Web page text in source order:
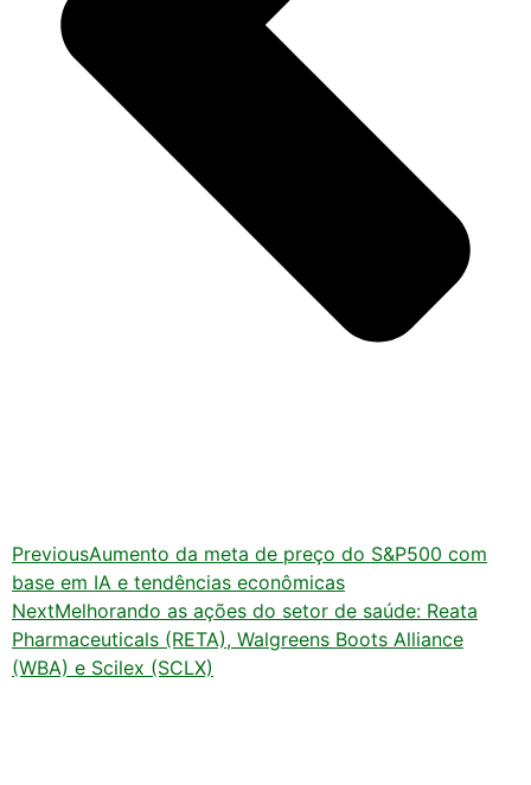
PreviousAumento da meta de preço do S&P500 com
base em IA e tendências econômicas
NextMelhorando as ações do setor de saúde: Reata
Pharmaceuticals (RETA), Walgreens Boots Alliance
(WBA) e Scilex (SCLX)